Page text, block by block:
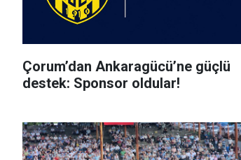
Çorum’dan Ankaragücü’ne güçlü
destek: Sponsor oldular!